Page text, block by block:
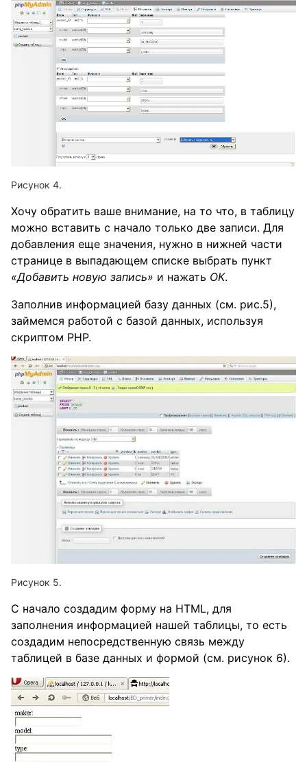
Хочу обратить ваше внимание, на то что, в таблицу
можно вставить с начало только две записи. Для
добавления еще значения, нужно в нижней части
странице в выпадающем списке выбрать пункт
«Добавить новую запись» и нажать ОК.
Заполнив информацией базу данных (см. рис.5),
займемся работой с базой данных, используя
скриптом PHP.
С начало создадим форму на HTML, для
заполнения информацией нашей таблицы, то есть
создадим непосредственную связь между
таблицей в базе данных и формой (см. рисунок 6).